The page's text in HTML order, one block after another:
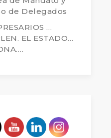
de Delegados
…
EL ESTADO…